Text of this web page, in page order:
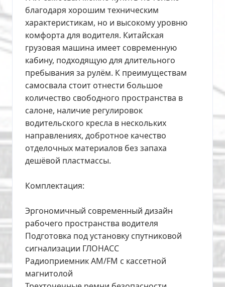
благодаря хорошим техническим
характеристикам, но и высокому уровню
комфорта для водителя. Китайская
грузовая машина имеет современную
кабину, подходящую для длительного
пребывания за рулём. К преимуществам
самосвала стоит отнести большое
количество свободного пространства в
салоне, наличие регулировок
водительского кресла в нескольких
направлениях, добротное качество
отделочных материалов без запаха
дешёвой пластмассы.
Комплектация:
Эргономичный современный дизайн
рабочего пространства водителя
Подготовка под установку спутниковой
сигнализации ГЛОНАСС
Радиоприемник AM/FM с кассетной
магнитолой